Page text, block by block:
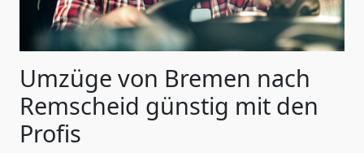
Umzüge von Bremen nach
Remscheid günstig mit den
Profis